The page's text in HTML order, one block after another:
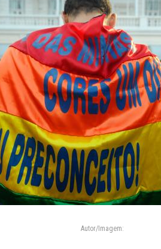
Autor/Imagem: